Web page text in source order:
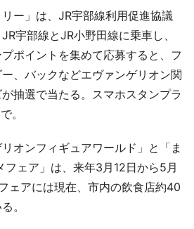
ー」は、JR宇部線利用促進協議
宇部線とJR小野田線に乗車し、
ポイントを集めて応募すると、フ
、バックなどエヴァンゲリオン関
抽選で当たる。スマホスタンプラ
。
オンフィギュアワールド」と「ま
フェア」は、来年3月12日から5月
ェアには現在、市内の飲食店約40
。